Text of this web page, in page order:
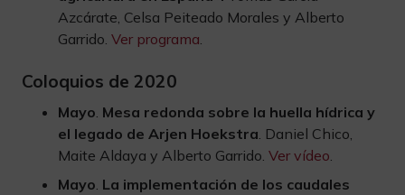
Azcárate, Celsa Peiteado Morales y Alberto
Garrido. Ver programa.
Coloquios de 2020
Mayo Mesa redonda sobre la huella hídrica y
el legado de Arjen Hoekstra . Daniel Chico,
Maite Aldaya y Alberto Garrido. Ver vídeo
Mayo La implementación de los caudales